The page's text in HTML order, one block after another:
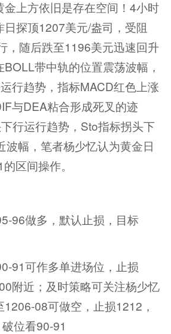
上方依旧是存在空间！4小时
探顶1207美元/盎司，受阻
，随后跌至1196美元迅速回升
BOLL带中轨的位置震荡波幅，
行趋势，指标MACD红色上涨
与DEA粘合形成死叉的迹
行运行趋势，Sto指标拐头下
波幅，笔者杨少忆认为黄金日
区间操作。
做多，默认止损，目标
可作多单进场位，止损
附近；及时策略可关注杨少忆
08可做空，止损1212，
位看90-91